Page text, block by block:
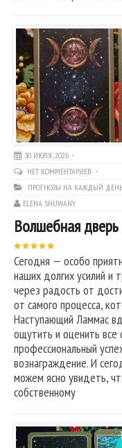
30 ИЮЛЯ, 2026
НЕТ КОММЕНТАРИЕВ
ПРОГНОЗЫ НА КАЖДЫЙ ДЕНЬ
ELENA SHUWANY
Волшебная
Сегодня — особо
наших долгих усилий и
через радость от
от самого процесса,
Наступающий Ламмас
ощутить и оценить все
профессиональный
вознаграждение. И
можем ясно увидеть,
собственному